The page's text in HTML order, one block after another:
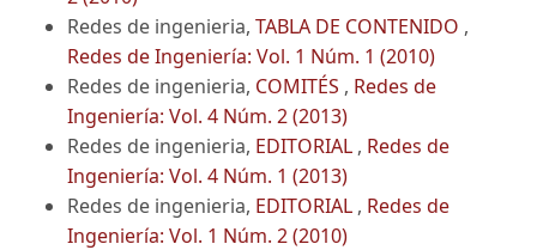
Redes de ingenieria, TABLA DE CONTENIDO ,
Redes de Ingeniería: Vol. 1 Núm. 1 (2010)
Redes de ingenieria, COMITÉS , Redes de
Ingeniería: Vol. 4 Núm. 2 (2013)
Redes de ingenieria, EDITORIAL , Redes de
Ingeniería: Vol. 4 Núm. 1 (2013)
Redes de ingenieria, EDITORIAL , Redes de
Ingeniería: Vol. 1 Núm. 2 (2010)